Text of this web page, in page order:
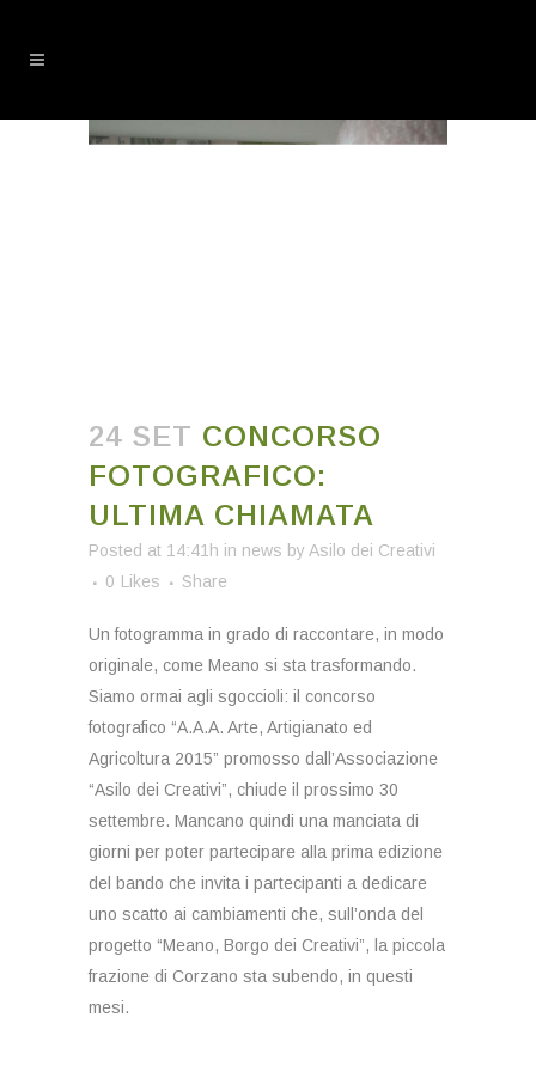
24 SET CONCORSO
FOTOGRAFICO:
ULTIMA CHIAMATA
Posted at 14:41h in news by Asilo dei Creativi
0 Likes Share
Un fotogramma in grado di raccontare, in modo
originale, come Meano si sta trasformando.
Siamo ormai agli sgoccioli: il concorso
fotografico “A.A.A. Arte, Artigianato ed
Agricoltura 2015” promosso dall’Associazione
“Asilo dei Creativi”, chiude il prossimo 30
settembre. Mancano quindi una manciata di
giorni per poter partecipare alla prima edizione
del bando che invita i partecipanti a dedicare
uno scatto ai cambiamenti che, sull’onda del
progetto “Meano, Borgo dei Creativi”, la piccola
frazione di Corzano sta subendo, in questi
mesi.